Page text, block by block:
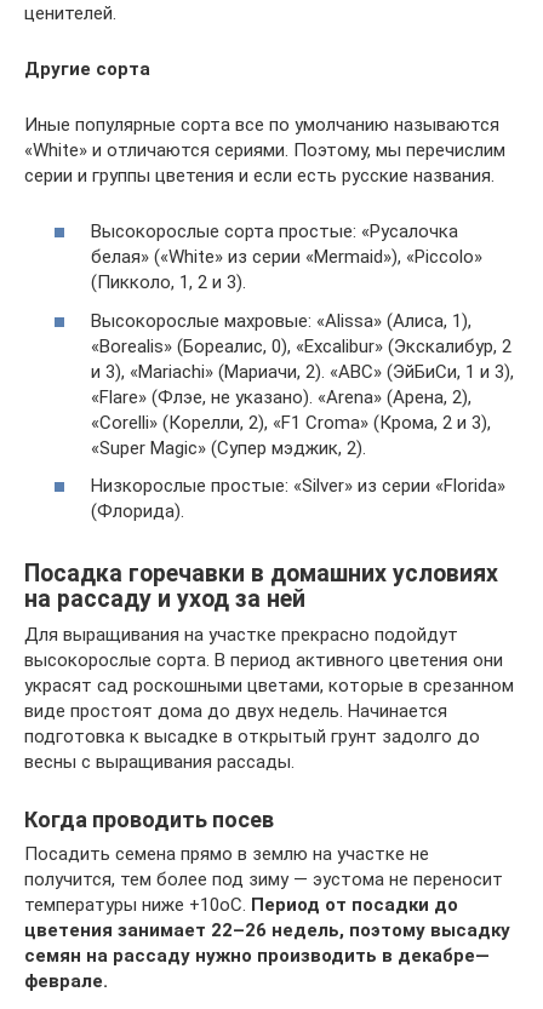
ценителей.
Другие сорта
Иные популярные сорта все по умолчанию называются
«White» и отличаются сериями. Поэтому, мы перечислим
серии и группы цветения и если есть русские названия.
Высокорослые сорта простые: «Русалочка
белая» («White» из серии «Mermaid»), «Piccolo»
(Пикколо, 1, 2 и 3).
Высокорослые махровые: «Alissa» (Алиса, 1),
«Borealis» (Бореалис, 0), «Excalibur» (Экскалибур, 2
и 3), «Mariachi» (Мариачи, 2). «ABC» (ЭйБиСи, 1 и 3),
«Flare» (Флэе, не указано). «Arena» (Арена, 2),
«Corelli» (Корелли, 2), «F1 Croma» (Крома, 2 и 3),
«Super Magic» (Супер мэджик, 2).
Низкорослые простые: «Silver» из серии «Florida»
(Флорида).
Посадка горечавки в домашних условиях
на рассаду и уход за ней
Для выращивания на участке прекрасно подойдут
высокорослые сорта. В период активного цветения они
украсят сад роскошными цветами, которые в срезанном
виде простоят дома до двух недель. Начинается
подготовка к высадке в открытый грунт задолго до
весны с выращивания рассады.
Когда проводить посев
Посадить семена прямо в землю на участке не
получится, тем более под зиму — эустома не переносит
температуры ниже +10оС. Период от посадки до
цветения занимает 22–26 недель, поэтому высадку
семян на рассаду нужно производить в декабре—
феврале.